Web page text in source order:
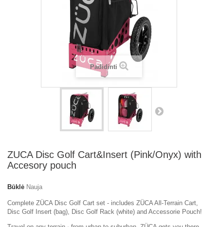
Padidinti
ZUCA Disc Golf Cart&Insert (Pink/Onyx) with
Accesory pouch
Būklė Nauja
Complete ZÜCA Disc Golf Cart set - includes ZÜCA All-Terrain Cart,
Disc Golf Insert (bag), Disc Golf Rack (white) and Accessorie Pouch!